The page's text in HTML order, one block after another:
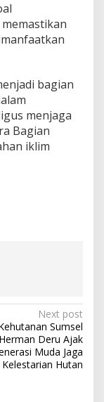
bagian
menjaga
Bagian
iklim
Next post
Sumsel
Deru Ajak
Muda Jaga
Kelestarian Hutan